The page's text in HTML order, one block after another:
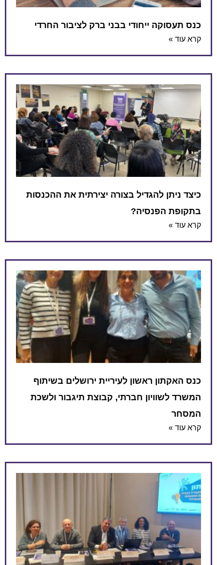
ייחודי בבני ברק לציבור החרדי
להגדיל בצורה יצירתית את ההכנסות
הפנסיה?
ראשון לעיריית ירושלים בשיתוף
חברתי, קבוצת תיגבור ולשכת